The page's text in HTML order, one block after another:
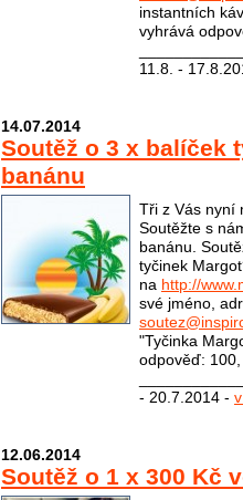
instantních
vyhrává
11.8. -
14.07.2014
Soutěž o 3 x balíček
banánu
Tři z Vás nyní
Soutěžte s
banánu.
tyčinek
na http://
své jméno,
"Tyčinka
odpověď:
- 20.7.2014 -
12.06.2014
Soutěž o 1 x 300 Kč